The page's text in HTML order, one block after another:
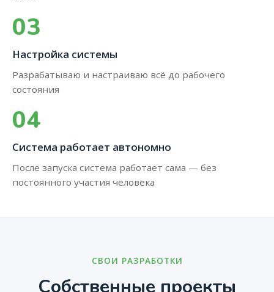
03
Настройка системы
Разрабатываю и настраиваю всё до рабочего
состояния
04
Система работает автономно
После запуска система работает сама — без
постоянного участия человека
СВОИ РАЗРАБОТКИ
Собственные проекты